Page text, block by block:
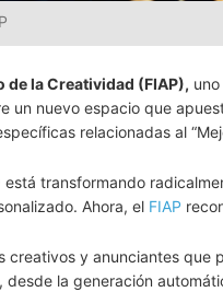
de la Creatividad (FIAP),
un nuevo espacio que
relacionadas al
transformando
Ahora, el FIAP
creativos y anunciantes
desde la generación